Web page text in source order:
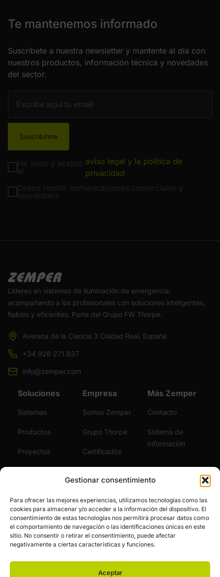
Gestionar consentimiento
Para ofrecer las mejores experiencias, utilizamos tecnologías como las
cookies para almacenar y/o acceder a la información del dispositivo. El
consentimiento de estas tecnologías nos permitirá procesar datos como
el comportamiento de navegación o las identificaciones únicas en este
sitio. No consentir o retirar el consentimiento, puede afectar
negativamente a ciertas características y funciones.
Aceptar
Te mantenemos informado
Suscríbete a nuestra newsletter y mantente al día con
nuestros productos, información técnica y novedades
del sector.
Suscribirme
aviso legal y la política de
privacidad
Líderes en sistemas de iluminación de emergencia,
acompañando a los profesionales con soluciones inteligentes,
fiables y eficientes. Parte del Grupo FW Thorpe.
Avenida de la Ciencia 3 Ciudad Real, España
+34 926 271 837
info@zemper.com
Soluciones
Sistemas
Productos
Proyectos
Empresa
Somos Zemper
Grupo Thorpe
Certificados
Únete al Equipo
Más Zemper
Contacto
Sistema de
Información